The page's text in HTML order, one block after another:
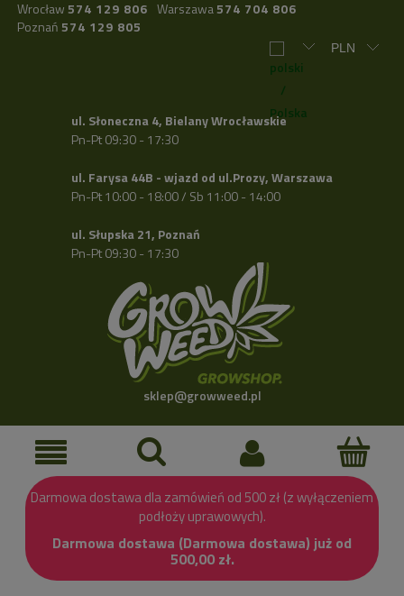
Wrocław 574 129 806 Warszawa574 704 806
Poznań 574 129 805
ul. Słoneczna 4, Bielany Wrocławskie
Pn-Pt 09:30 - 17:30
ul. Farysa 44B - wjazd od ul.Prozy, Warszawa
Pn-Pt 10:00 - 18:00 / Sb 11:00 - 14:00
ul. Słupska 21, Poznań
Pn-Pt 09:30 - 17:30
sklep@growweed.pl
Darmowa dostawa dla zamówień od 500 zł (z wyłączeniem
podłoży uprawowych).
Darmowa dostawa (Darmowa dostawa) już od
500,00 zł.